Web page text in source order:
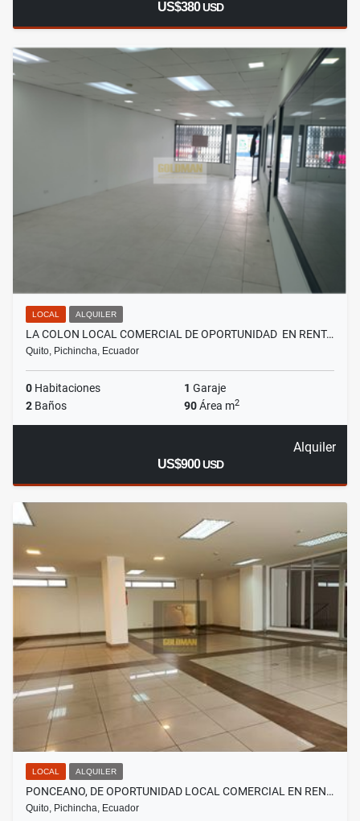
US$380USD
LOCAL ALQUILER
LA COLON LOCAL COMERCIAL DE OPORTUNIDAD EN RENT…
Quito, Pichincha, Ecuador
0 Habitaciones 1 Garaje
2 Baños 90Área m2
Alquiler
US$900USD
LOCAL ALQUILER
PONCEANO, DE OPORTUNIDAD LOCAL COMERCIAL EN REN…
Quito, Pichincha, Ecuador